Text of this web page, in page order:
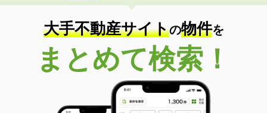
大手不動産サイトの物件を
まとめて検索！